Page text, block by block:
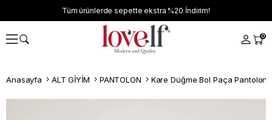
Tüm ürünlerde sepette ekstra %20 İndirim!
0
Anasayfa ALT GİYİM PANTOLON Kare Düğme Bol Paça Pantolon